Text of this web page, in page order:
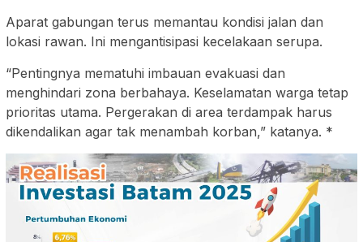
Aparat gabungan terus memantau kondisi jalan dan
lokasi rawan. Ini mengantisipasi kecelakaan serupa.
“Pentingnya mematuhi imbauan evakuasi dan
menghindari zona berbahaya. Keselamatan warga tetap
prioritas utama. Pergerakan di area terdampak harus
dikendalikan agar tak menambah korban,” katanya. *